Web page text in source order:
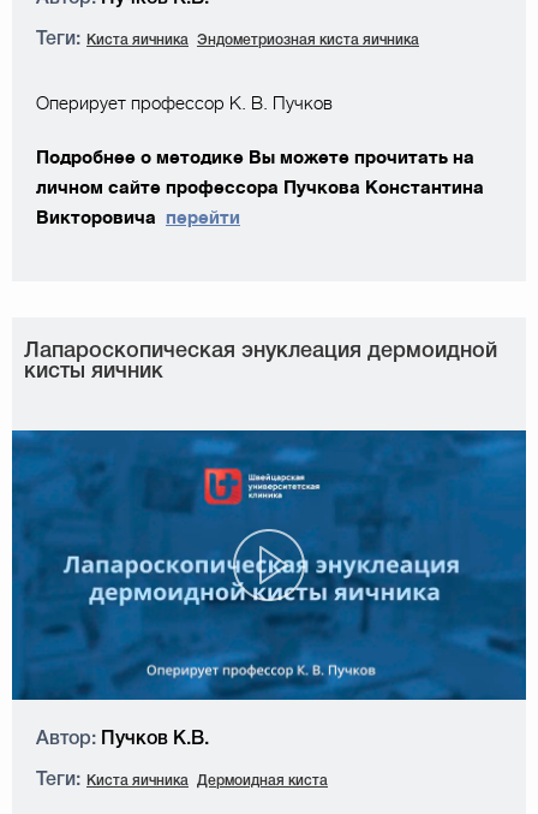
Теги: Киста яичника Эндометриозная киста яичника
Оперирует профессор К. В. Пучков
Подробнее о методике Вы можете прочитать на
личном сайте профессора Пучкова Константина
Викторовича перейти
Лапароскопическая энуклеация дермоидной
кисты яичник
Автор: Пучков К.В.
Теги: Киста яичника Дермоидная киста